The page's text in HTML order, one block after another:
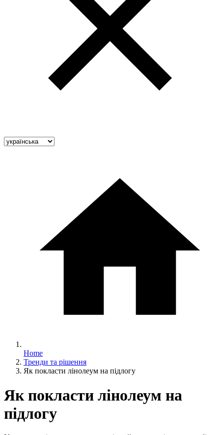
Home
Тренди та рішення
Як покласти лінолеум на підлогу
Як покласти лінолеум на
підлогу